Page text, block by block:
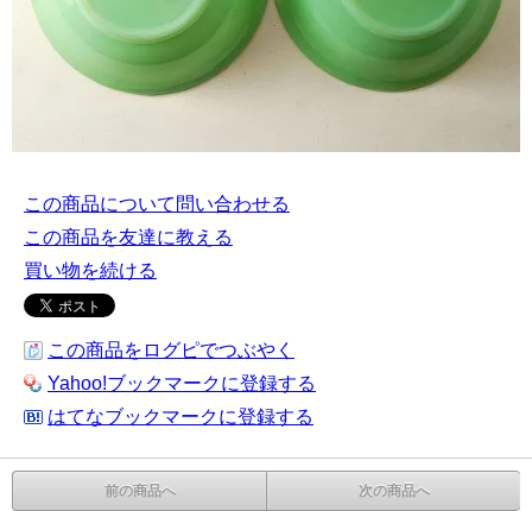
この商品について問い合わせる
この商品を友達に教える
買い物を続ける
この商品をログピでつぶやく
Yahoo!ブックマークに登録する
はてなブックマークに登録する
前の商品へ 次の商品へ